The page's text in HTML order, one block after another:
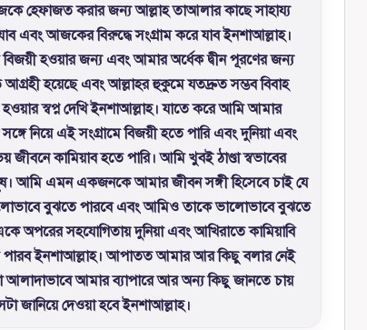
হেফাজত করার জন্য আল্লাহ তাআলার কাছে সাহায্য
যাব এবং আজকের বিরুদ্ধে সংগ্রাম করে যাব ইনশাআল্লাহ।
বিজয়ী হওয়ার জন্য এবং আমার অর্ধেক দ্বীন পূরণের জন্য
আগ্রহী হয়েছে এবং আল্লাহর হুকুমে যতদ্রুত সম্ভব বিবাহ
স্বপ্ন দেখি ইনশাআল্লাহ। যাতে করে আমি আমার
নিয়ে এই সংগ্রামে বিজয়ী হতে পারি এবং দুনিয়া এবং
কামিয়াব হতে পারি। আমি খুবই ঠাণ্ডা স্বভাবের
আমি এমন একজনকে আমার জীবন সঙ্গী হিসেবে চাই যে
বুঝতে পারবে এবং আমিও তাকে ভালোভাবে বুঝতে
অপরের সহযোগিতায় দুনিয়া এবং আখিরাতে কামিয়াবি
ইনশাআল্লাহ। আপাতত আমার আর কিছু বলার নেই
আলাদাভাবে আমার ব্যাপারে আর অন্য কিছু জানতে চায়
জানিয়ে দেওয়া হবে ইনশাআল্লাহ।